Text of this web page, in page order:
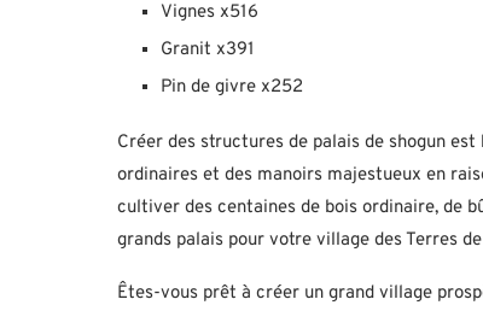
Vignes x516
Granit x391
Pin de givre x252
Créer des structures de palais de shogun
ordinaires et des manoirs majestueux en
cultiver des centaines de bois ordinaire, de
grands palais pour votre village des Terres
Êtes-vous prêt à créer un grand village